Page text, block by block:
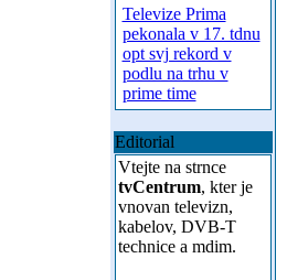
Televize Prima
pekonala v 17. tdnu
opt svj rekord v
podlu na trhu v
prime time
Editorial
Vtejte na strnce
tvCentrum, kter je
vnovan televizn,
kabelov, DVB-T
technice a mdim.